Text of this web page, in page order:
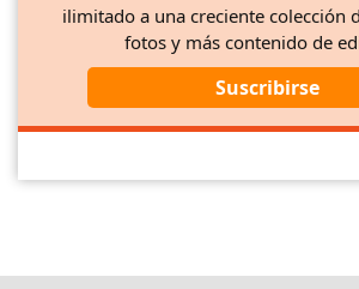
ilimitado a una creciente colección
fotos y más contenido de
Suscribirse